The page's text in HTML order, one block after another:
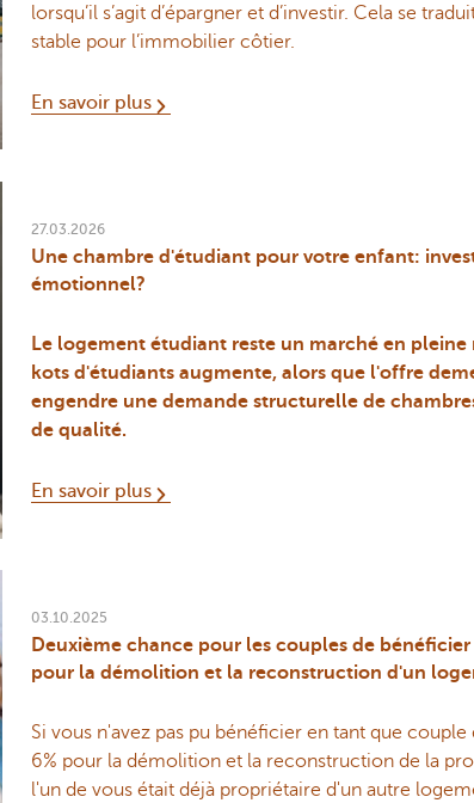
lorsqu’il s’agit d’épargner et d’investir. Cela se
stable pour l’immobilier côtier.
En savoir plus
27.03.2026
Une chambre d'étudiant pour votre enfant:
émotionnel?
Le logement étudiant reste un marché en
kots d'étudiants augmente, alors que l'offre
engendre une demande structurelle de
de qualité.
En savoir plus
03.10.2025
Deuxième chance pour les couples de
pour la démolition et la reconstruction d'un
Si vous n'avez pas pu bénéficier en tant que couple
6% pour la démolition et la reconstruction de la
l'un de vous était déjà propriétaire d'un autre